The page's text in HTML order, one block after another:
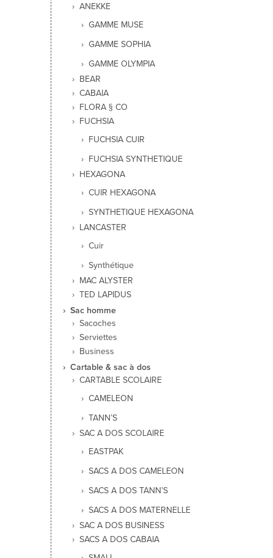
ANEKKE
GAMME MUSE
GAMME SOPHIA
GAMME OLYMPIA
BEAR
CABAIA
FLORA § CO
FUCHSIA
FUCHSIA CUIR
FUCHSIA SYNTHETIQUE
HEXAGONA
CUIR HEXAGONA
SYNTHETIQUE HEXAGONA
LANCASTER
Cuir
Synthétique
MAC ALYSTER
TED LAPIDUS
Sac homme
Sacoches
Serviettes
Business
Cartable & sac à dos
CARTABLE SCOLAIRE
CAMELEON
TANN’S
SAC A DOS SCOLAIRE
EASTPAK
SACS A DOS CAMELEON
SACS A DOS TANN’S
SACS A DOS MATERNELLE
SAC A DOS BUSINESS
SACS A DOS CABAIA